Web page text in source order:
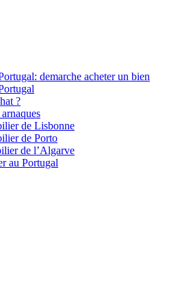
demarche acheter un bien
?
de Lisbonne
de Porto
de l’Algarve
au Portugal